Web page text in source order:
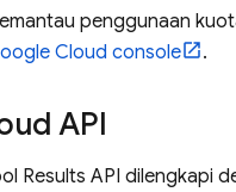
penggunaan
Cloud console .
API
Results API dilengkapi